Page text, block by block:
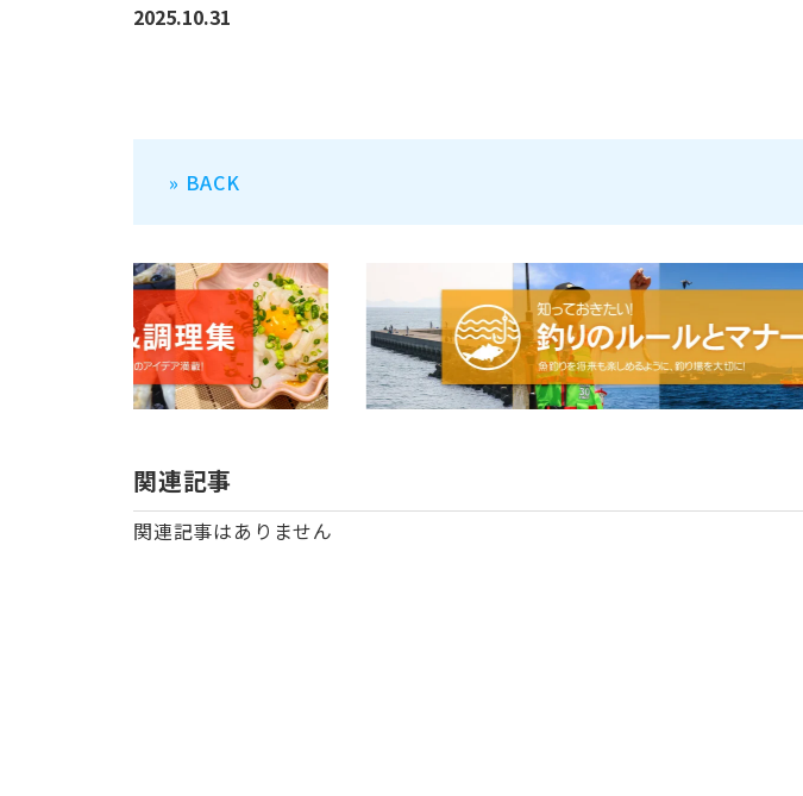
2025.10.31
» BACK
関連記事
関連記事はありません